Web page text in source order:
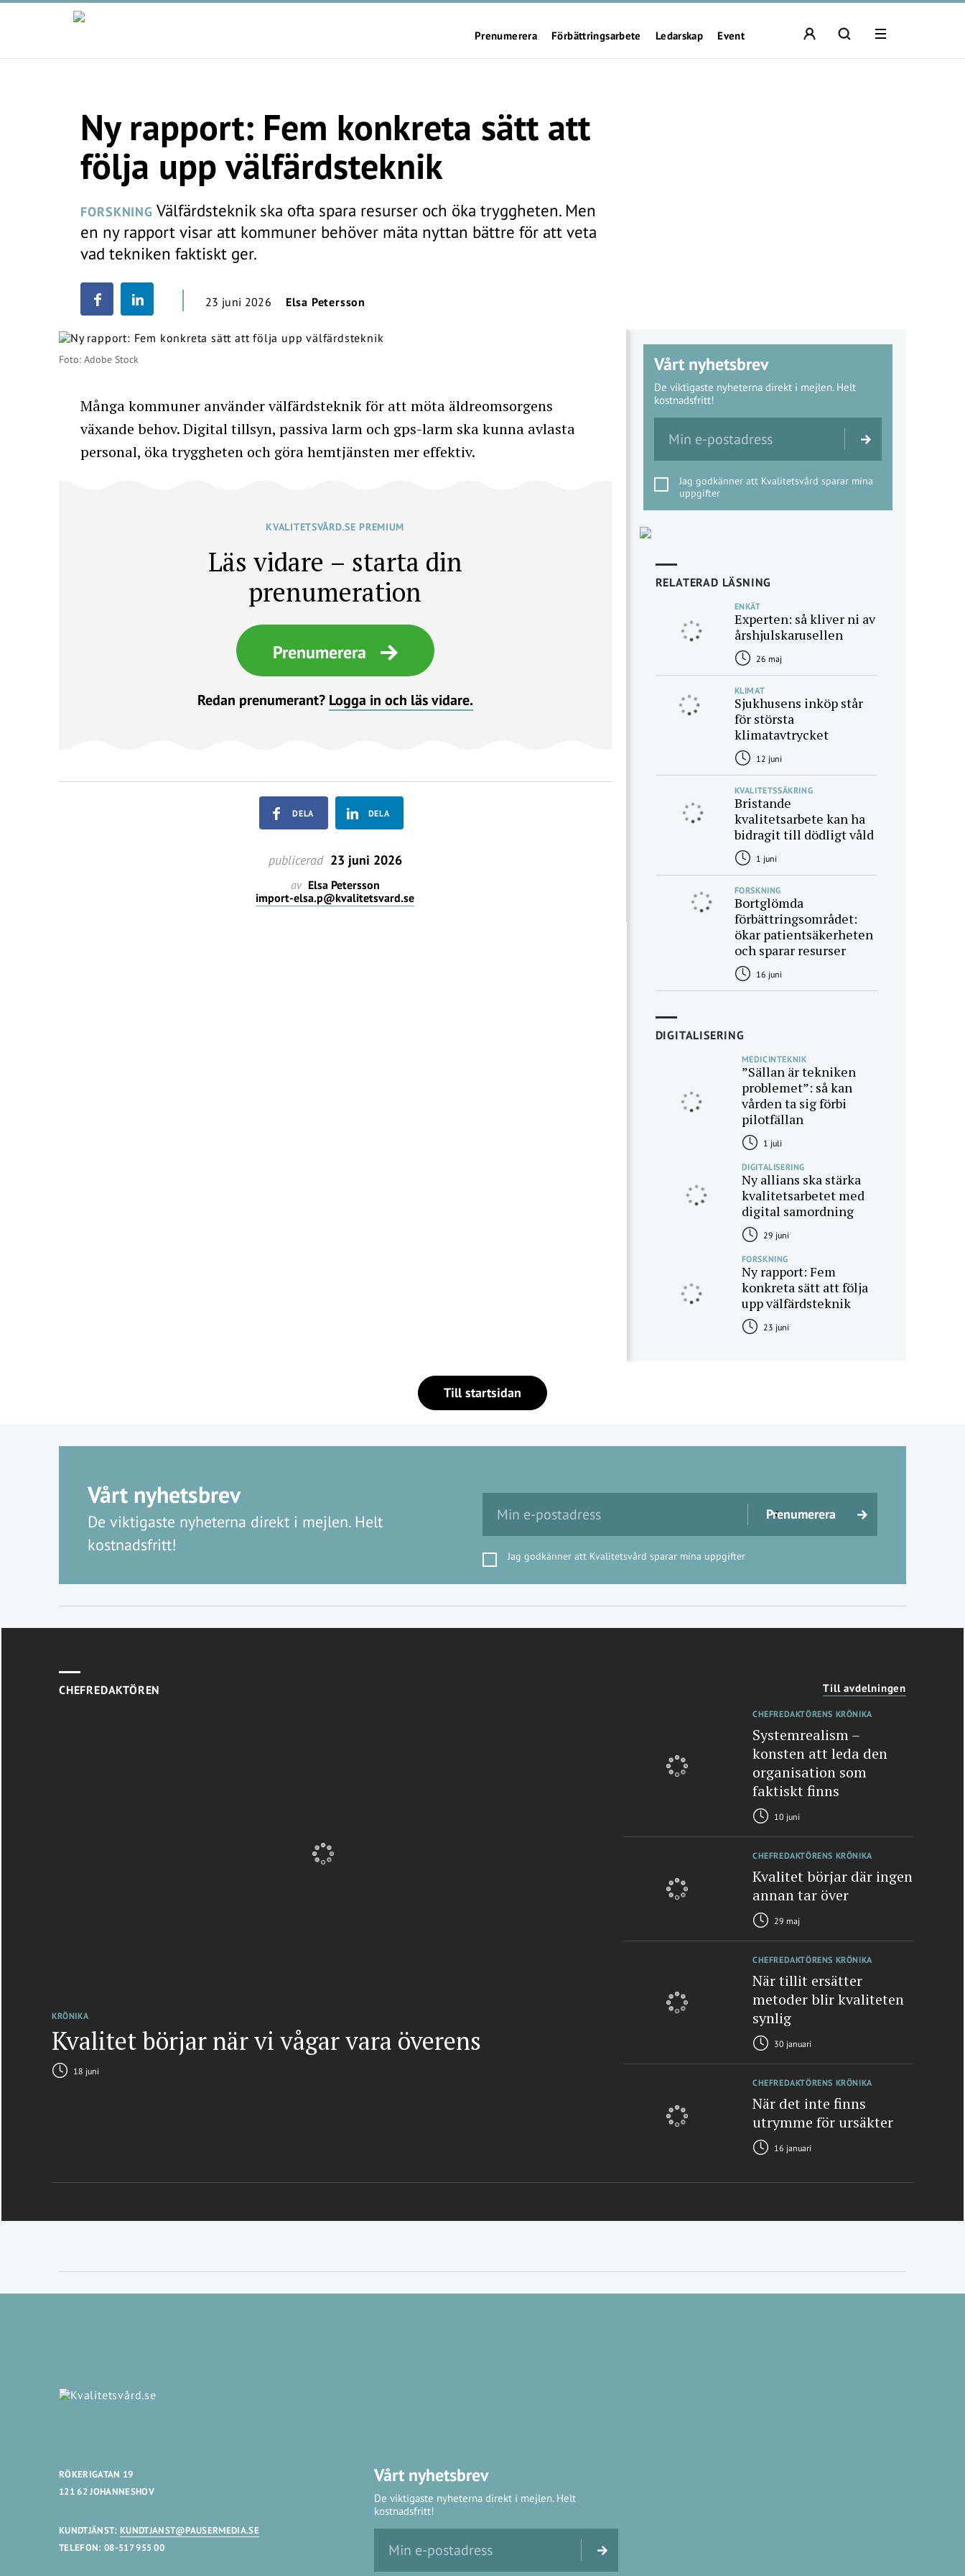
Prenumerera Förbättringsarbete Ledarskap Event
Ny rapport: Fem konkreta sätt att
följa upp välfärdsteknik
FORSKNING Välfärdsteknik ska ofta spara resurser och öka tryggheten. Men
en ny rapport visar att kommuner behöver mäta nyttan bättre för att veta
vad tekniken faktiskt ger.
23 juni 2026 Elsa Petersson
Foto: Adobe Stock
Många kommuner använder välfärdsteknik för att möta äldreomsorgens
växande behov. Digital tillsyn, passiva larm och gps-larm ska kunna avlasta
personal, öka tryggheten och göra hemtjänsten mer effektiv.
KVALITETSVÅRD.SE PREMIUM
Läs vidare – starta din
prenumeration
Prenumerera
Redan prenumerant? Logga in och läs vidare.
DELA DELA
publicerad 23 juni 2026
av Elsa Petersson
import-elsa.p@kvalitetsvard.se
Vårt nyhetsbrev
De viktigaste nyheterna direkt i mejlen. Helt
kostnadsfritt!
Jag godkänner att Kvalitetsvård sparar mina
uppgifter
RELATERAD LÄSNING
ENKÄT
Experten: så kliver ni av
årshjulskarusellen
26 maj
KLIMAT
Sjukhusens inköp står
för största
klimatavtrycket
12 juni
KVALITETSSÄKRING
Bristande
kvalitetsarbete kan ha
bidragit till dödligt våld
1 juni
FORSKNING
Bortglömda
förbättringsområdet:
ökar patientsäkerheten
och sparar resurser
16 juni
DIGITALISERING
MEDICINTEKNIK
”Sällan är tekniken
problemet”: så kan
vården ta sig förbi
pilotfällan
1 juli
DIGITALISERING
Ny allians ska stärka
kvalitetsarbetet med
digital samordning
29 juni
FORSKNING
Ny rapport: Fem
konkreta sätt att följa
upp välfärdsteknik
23 juni
Till startsidan
Vårt nyhetsbrev
De viktigaste nyheterna direkt i mejlen. Helt
kostnadsfritt!
Jag godkänner att Kvalitetsvård sparar mina uppgifter
CHEFREDAKTÖREN Till avdelningen
KRÖNIKA
Kvalitet börjar när vi vågar vara överens
18 juni
CHEFREDAKTÖRENS KRÖNIKA
Systemrealism –
konsten att leda den
organisation som
faktiskt finns
10 juni
CHEFREDAKTÖRENS KRÖNIKA
Kvalitet börjar där ingen
annan tar över
29 maj
CHEFREDAKTÖRENS KRÖNIKA
När tillit ersätter
metoder blir kvaliteten
synlig
30 januari
CHEFREDAKTÖRENS KRÖNIKA
När det inte finns
utrymme för ursäkter
16 januari
RÖKERIGATAN 19
121 62 JOHANNESHOV
KUNDTJÄNST: KUNDTJANST@PAUSERMEDIA.SE
TELEFON: 08-517 955 00
Vårt nyhetsbrev
De viktigaste nyheterna direkt i mejlen. Helt
kostnadsfritt!